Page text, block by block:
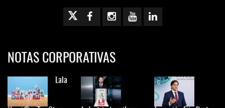
NOTAS CORPORATIVAS
Lala